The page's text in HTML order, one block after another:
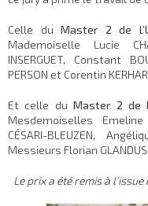
Celle duMaster 2 de
Mademoiselle Lucie
INSERGUET, Constant
PERSON et Corentin
Et celle duMaster 2 de
Mesdemoiselles
CÉSARI-BLEUZEN,
Messieurs Florian
Le prix a été remis à